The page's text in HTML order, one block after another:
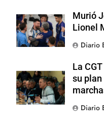
Murió
Lionel
Diario
La
su plan
Diario